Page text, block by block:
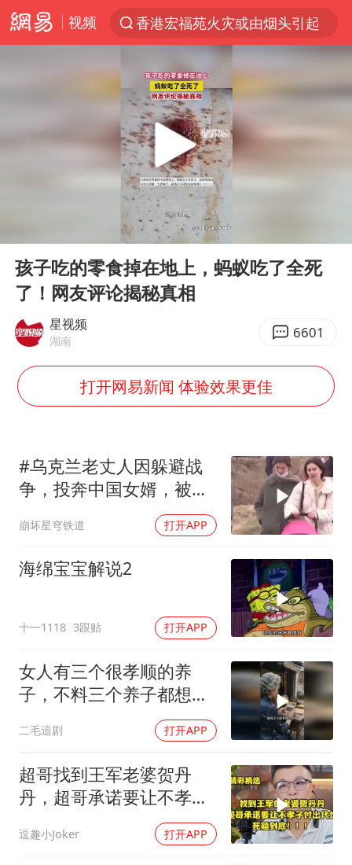
视频
香港宏福苑火灾或由烟头引起
“电影+”如何激发千亿级消费新活力？
云南一地村民过火把节意外灼伤16人
用AI造出新病毒意味着什么
今年第二强台风将带来多大影响
美股创4月份以来最大单周涨幅
泰国校园枪击事件已致8死30余伤
宇树王兴兴被问了360多个问题
中医教你一招提升气血
我国外贸延续良好增长态势
夯实基础开新局
Play
孩子吃的零食掉在地上，蚂蚁吃了全死
了！网友评论揭秘真相
星视频
湖南 6601
打开网易新闻 体验效果更佳
#乌克兰老丈人因躲避战
争，投奔中国女婿，被眼
崩坏星穹铁道 打开APP
海绵宝宝解说2
十一1118 3跟贴 打开APP
女人有三个很孝顺的养
子，不料三个养子都想害
二毛追剧 打开APP
超哥找到王军老婆贺丹
丹，超哥承诺要让不孝子
付出代价，死磕到底
逗趣小Joker 打开APP